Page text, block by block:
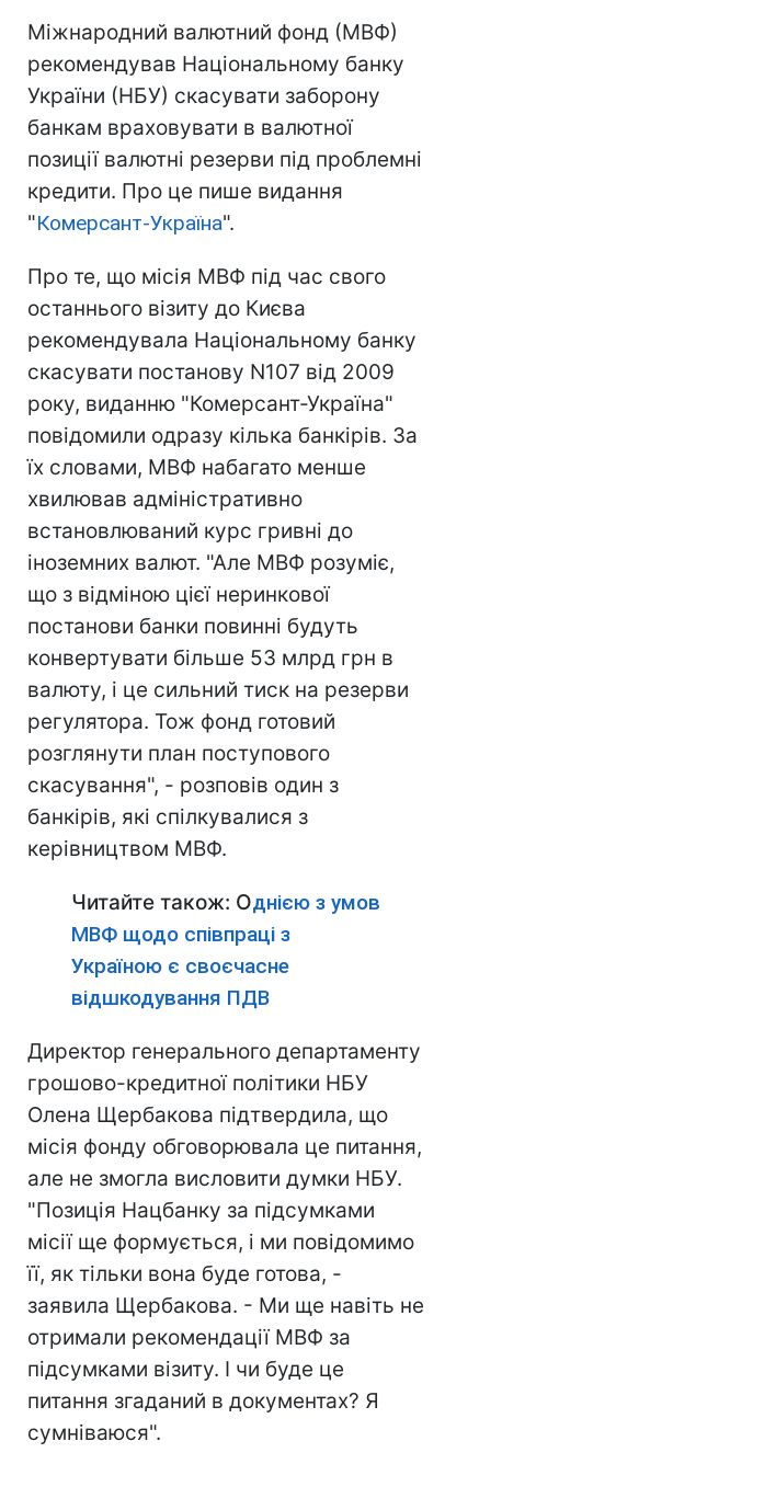
Міжнародний валютний фонд (МВФ)
рекомендував Національному банку
України (НБУ) скасувати заборону
банкам враховувати в валютної
позиції валютні резерви під проблемні
кредити. Про це пише видання
"Комерсант-Україна".
Про те, що місія МВФ під час свого
останнього візиту до Києва
рекомендувала Національному банку
скасувати постанову N107 від 2009
року, виданню "Комерсант-Україна"
повідомили одразу кілька банкірів. За
їх словами, МВФ набагато менше
хвилював адміністративно
встановлюваний курс гривні до
іноземних валют. "Але МВФ розуміє,
що з відміною цієї неринкової
постанови банки повинні будуть
конвертувати більше 53 млрд грн в
валюту, і це сильний тиск на резерви
регулятора. Тож фонд готовий
розглянути план поступового
скасування", - розповів один з
банкірів, які спілкувалися з
керівництвом МВФ.
Читайте також: Однією з умов
МВФ щодо співпраці з
Україною є своєчасне
відшкодування ПДВ
Директор генерального департаменту
грошово-кредитної політики НБУ
Олена Щербакова підтвердила, що
місія фонду обговорювала це питання,
але не змогла висловити думки НБУ.
"Позиція Нацбанку за підсумками
місії ще формується, і ми повідомимо
її, як тільки вона буде готова, -
заявила Щербакова. - Ми ще навіть не
отримали рекомендації МВФ за
підсумками візиту. І чи буде це
питання згаданий в документах? Я
сумніваюся".